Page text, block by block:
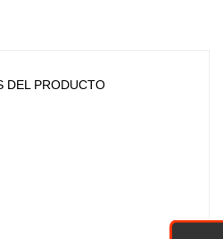
DEL PRODUCTO